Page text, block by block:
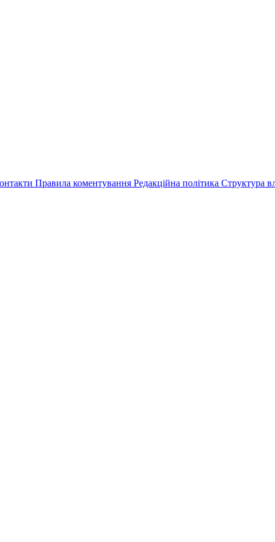
Правила коментування Редакційна політика Структура